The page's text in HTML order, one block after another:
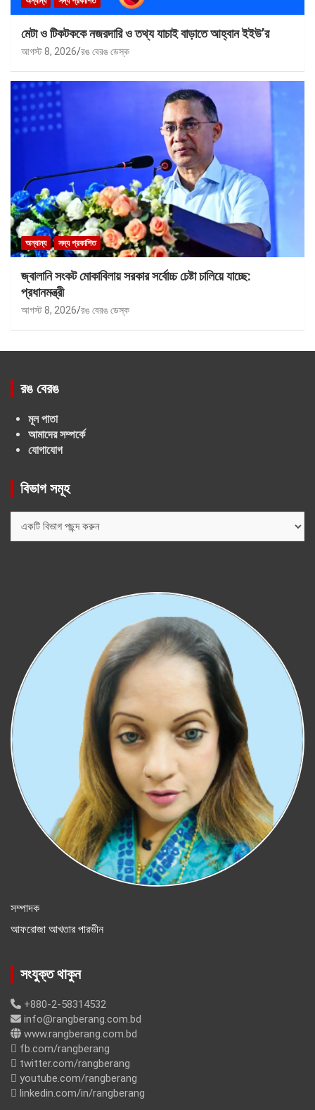
মেটা ও টিকটককে নজরদারি ও তথ্য যাচাই বাড়াতে আহ্বান ইইউ’র
আগস্ট 8, 2026 রঙ বেরঙ ডেস্ক
অন্যান্য সদ্য প্রকাশিত
জ্বালানি সংকট মোকাবিলায় সরকার সর্বোচ্চ চেষ্টা চালিয়ে যাচ্ছে:
প্রধানমন্ত্রী
আগস্ট 8, 2026 রঙ বেরঙ ডেস্ক
রঙ বেরঙ
মূল পাতা
আমাদের সম্পর্কে
যোগাযোগ
বিভাগ সমূহ
সম্পাদক
আফরোজা আখতার পারভীন
সংযুক্ত থাকুন
+880-2-58314532
info@rangberang.com.bd
www.rangberang.com.bd
fb.com/rangberang
twitter.com/rangberang
youtube.com/rangberang
linkedin.com/in/rangberang